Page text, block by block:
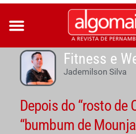
Ir
para
conteúdo
Fitness e
Jademilson Silva
Depois do “rosto de
“bumbum de